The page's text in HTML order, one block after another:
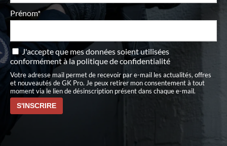
Prénom*
J'accepte que mes données soient utilisées
conformément àla politique de confidentialité
Votre adresse mail permet de recevoir par e-mail les actualités, offres
et nouveautés de GK Pro. Je peux retirer mon consentement à tout
moment via le lien de désinscription présent dans chaque e-mail.